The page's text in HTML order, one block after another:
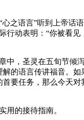
之语言”听到上帝话
行动表明：“你被看见
中，圣灵在五旬节倾
解的语言传讲福音。如
首要任务，那么今天对
用的接待指南。